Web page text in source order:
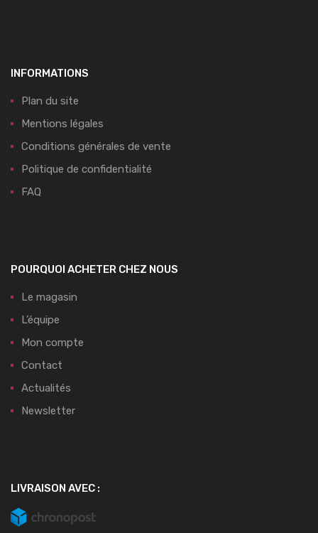
INFORMATIONS
Plan du site
Mentions légales
Conditions générales de vente
Politique de confidentialité
FAQ
POURQUOI ACHETER CHEZ NOUS
Le magasin
L’équipe
Mon compte
Contact
Actualités
Newsletter
LIVRAISON AVEC :